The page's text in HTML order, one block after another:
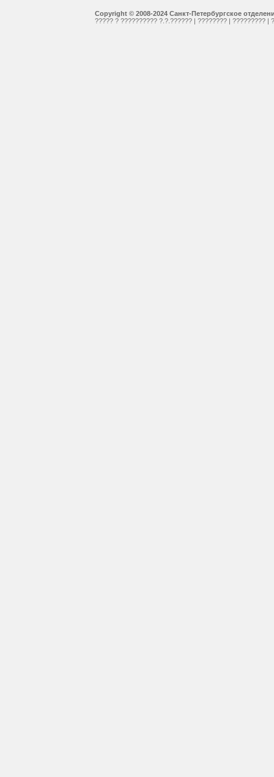
Copyright © 2008-2024 Санкт-Петербургское
????? ? ?????????? ?.?.?????? | ???????? | ????????? |